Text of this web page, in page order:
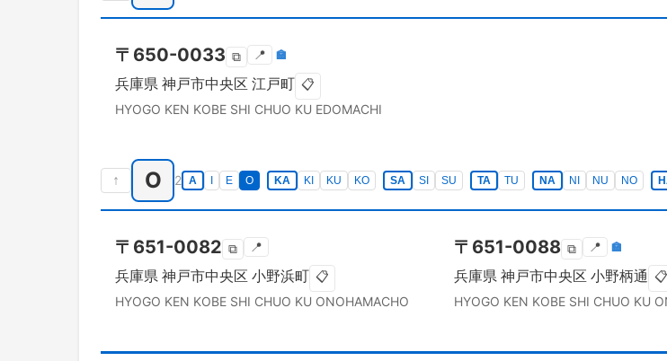
〒 650-0033 ⧉ 📍 🏣
兵庫県 神戸市中央区 江戸町 📋
HYOGO KEN KOBE SHI CHUO KU EDOMACHI
↑ O 2 A E O KA KI KU KO SA SI SU TA TU NA NI NU NO
〒 651-0082 ⧉ 📍
兵庫県 神戸市中央区 小野浜町 📋
HYOGO KEN KOBE SHI CHUO KU ONOHAMACHO
〒 651-0088 ⧉ 📍 🏣
兵庫県 神戸市中央区 小野柄通 📋
HYOGO KEN KOBE SHI CHUO KU